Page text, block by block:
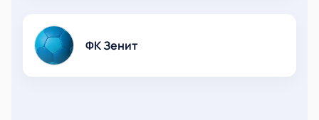
ФК Зенит